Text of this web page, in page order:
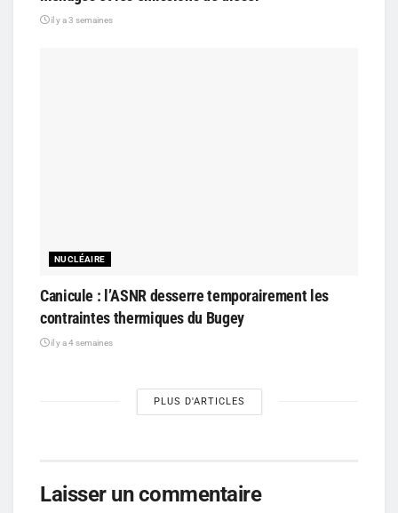
il y a 3 semaines
NUCLÉAIRE
Canicule : l’ASNR desserre temporairement les
contraintes thermiques du Bugey
il y a 4 semaines
PLUS D'ARTICLES
Laisser un commentaire